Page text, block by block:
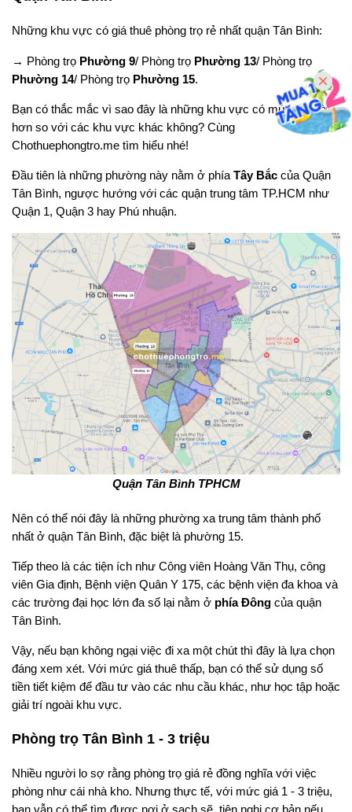
Những khu vực có giá thuê phòng trọ rẻ nhất quận Tân Bình:
→ Phòng trọ Phường 9/ Phòng trọ Phường 13/ Phòng trọ
Phường 14/ Phòng trọ Phường 15.
Bạn có thắc mắc vì sao đây là những khu vực có mức giá hời
hơn so với các khu vực khác không? Cùng
Chothuephongtro.me tìm hiểu nhé!
Đầu tiên là những phường này nằm ở phía Tây Bắc của Quận
Tân Bình, ngược hướng với các quận trung tâm TP.HCM như
Quận 1, Quận 3 hay Phú nhuận.
Quận Tân Bình TPHCM
Nên có thể nói đây là những phường xa trung tâm thành phố
nhất ở quận Tân Bình, đặc biệt là phường 15.
Tiếp theo là các tiện ích như Công viên Hoàng Văn Thụ, công
viên Gia định, Bệnh viện Quân Y 175, các bệnh viện đa khoa và
các trường đại học lớn đa số lại nằm ở phía Đông của quận
Tân Bình.
Vậy, nếu bạn không ngại việc đi xa một chút thì đây là lựa chọn
đáng xem xét. Với mức giá thuê thấp, bạn có thể sử dụng số
tiền tiết kiệm để đầu tư vào các nhu cầu khác, như học tập hoặc
giải trí ngoài khu vực.
Phòng trọ Tân Bình 1 - 3 triệu
Nhiều người lo sợ rằng phòng trọ giá rẻ đồng nghĩa với việc
phòng như cái nhà kho. Nhưng thực tế, với mức giá 1 - 3 triệu,
bạn vẫn có thể tìm được nơi ở sạch sẽ, tiện nghi cơ bản nếu